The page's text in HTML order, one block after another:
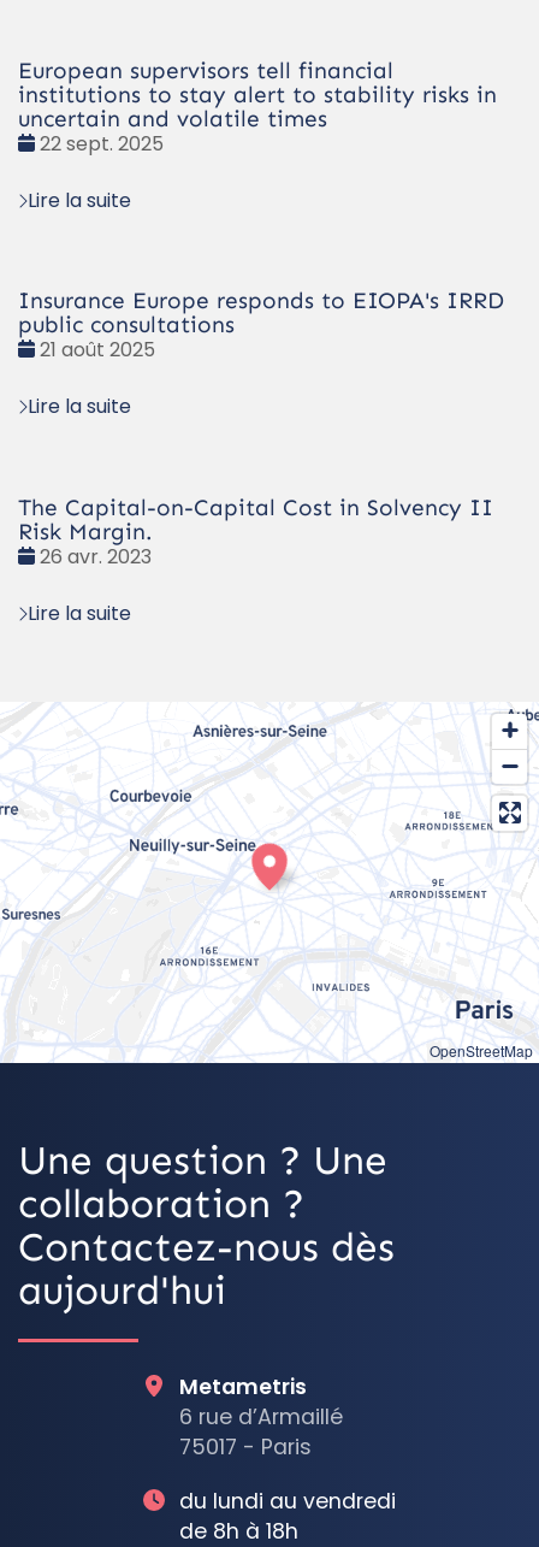
European supervisors tell financial
institutions to stay alert to stability risks in
uncertain and volatile times
Date
22 sept. 2025
Lire la suite
Insurance Europe responds to EIOPA's IRRD
public consultations
Date
21 août 2025
Lire la suite
The Capital-on-Capital Cost in Solvency II
Risk Margin.
Date
26 avr. 2023
Lire la suite
OpenStreetMap
Une question ? Une
collaboration ?
Contactez-nous dès
aujourd'hui
Metametris
6 rue d’Armaillé
75017 - Paris
du lundi au vendredi
de 8h à 18h